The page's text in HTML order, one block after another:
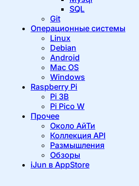
SQL
Git
Операционные системы
Linux
Debian
Android
Mac OS
Windows
Raspberry Pi
Pi 3B
Pi Pico W
Прочее
Около АйТи
Коллекция API
Размышления
Обзоры
iJun в AppStore